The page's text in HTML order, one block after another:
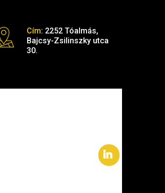
Cím: 2252 Tóalmás,
Bajcsy-Zsilinszky utca
30.